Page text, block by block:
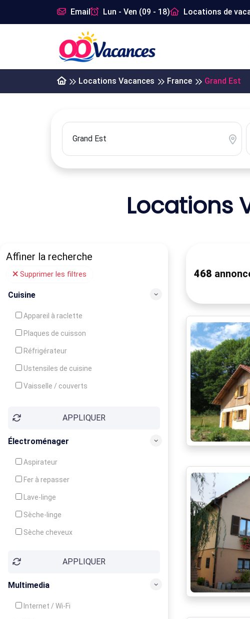
Email Lun - Ven (09 - 18) Locations de
Locations Vacances France Grand Est
Locations
Affiner la recherche
Supprimer les filtres
Cuisine
Appareil à raclette
Plaques de cuisson
Réfrigérateur
Ustensiles de cuisine
Vaisselle / couverts
Congélateur
APPLIQUER
Électroménager
Aspirateur
Fer à repasser
Lave-linge
Sèche-linge
Sèche cheveux
APPLIQUER
Multimedia
Internet / Wi-Fi
468